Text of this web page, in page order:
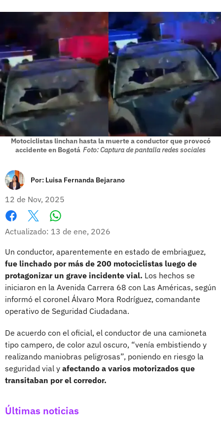
Motociclistas linchan hasta la muerte a conductor que provocó
accidente en Bogotá Foto: Captura de pantalla redes sociales
Por: Luisa Fernanda Bejarano
12 de Nov, 2025
Facebook
X
Actualizado: 13 de ene, 2026
Un conductor, aparentemente en estado de embriaguez,
fue linchado por más de 200 motociclistas luego de
protagonizar un grave incidente vial. Los hechos se
iniciaron en la Avenida Carrera 68 con Las Américas, según
informó el coronel Álvaro Mora Rodríguez, comandante
operativo de Seguridad Ciudadana.
De acuerdo con el oficial, el conductor de una camioneta
tipo campero, de color azul oscuro, “venía embistiendo y
realizando maniobras peligrosas”, poniendo en riesgo la
seguridad vial y afectando a varios motorizados que
transitaban por el corredor.
Últimas noticias